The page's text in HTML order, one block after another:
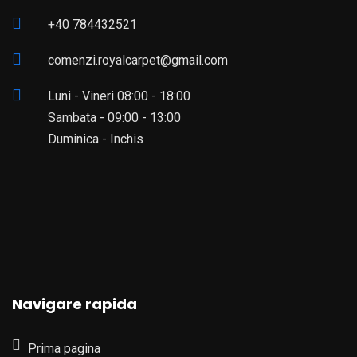
+40 784432521
comenzi.royalcarpet@gmail.com
Luni - Vineri 08:00 - 18:00
Sambata - 09:00 - 13:00
Duminica - Inchis
Navigare rapida
Prima pagina